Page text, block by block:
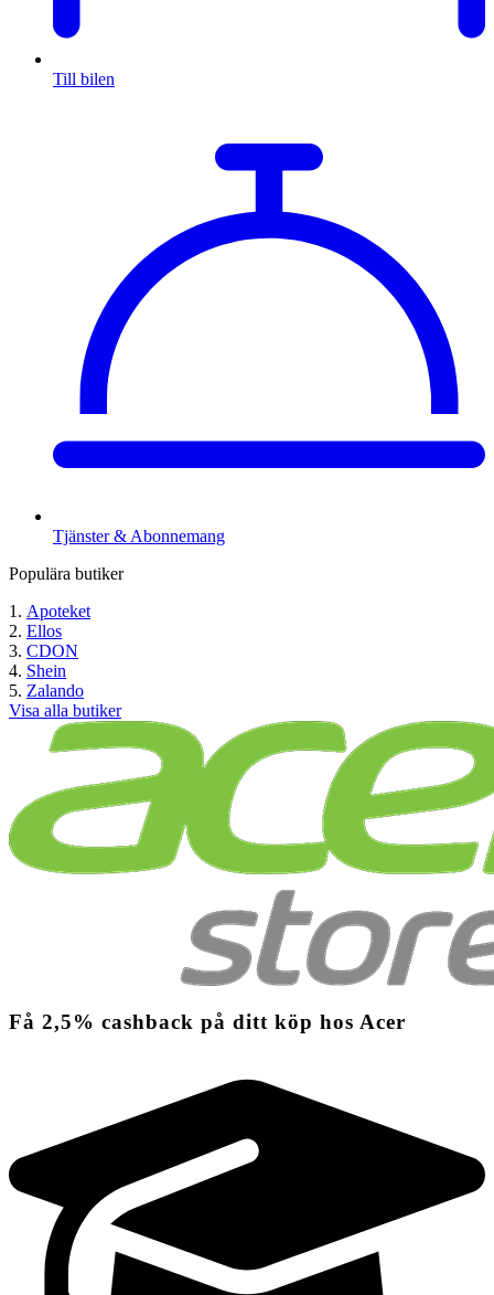
Till bilen
Tjänster & Abonnemang
Populära butiker
Apoteket
Ellos
CDON
Shein
Zalando
Visa alla butiker
Få 2,5% cashback på ditt köp hos Acer